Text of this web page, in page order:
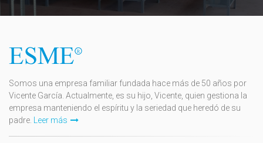
Somos una empresa familiar fundada hace más de 50 años por
Vicente García. Actualmente, es su hijo, Vicente, quien gestiona la
empresa manteniendo el espíritu y la seriedad que heredó de su
padre.
Leer más